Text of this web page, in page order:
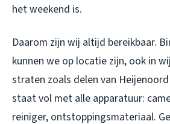
het weekend is.
Daarom zijn wij altijd bereikbaar.
kunnen we op locatie zijn, ook in
straten zoals delen van
staat vol met alle apparatuur:
reiniger, ontstoppingsmateriaal.